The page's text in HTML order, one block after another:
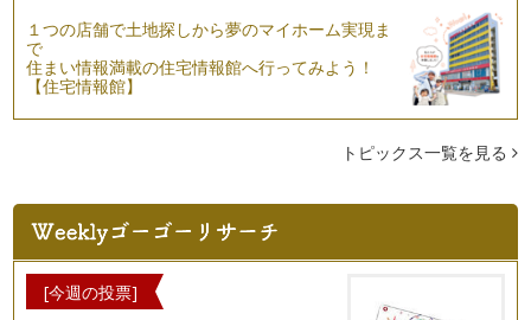
１つの店舗で土地探しから夢のマイホーム実現ま
で
住まい情報満載の住宅情報館へ行ってみよう！
【住宅情報館】
トピックス一覧を見る
[今週の投票]